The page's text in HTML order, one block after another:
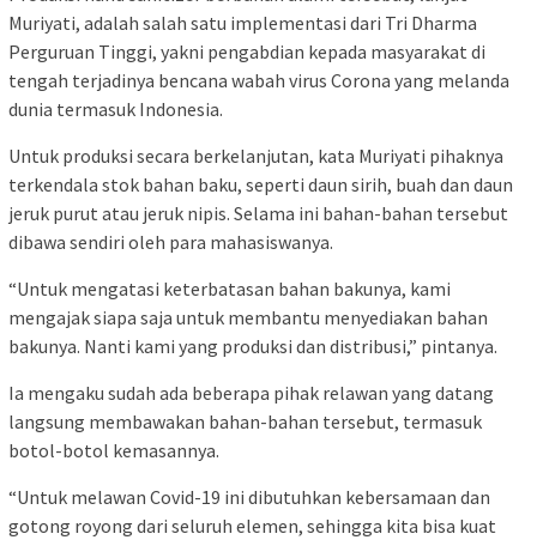
Muriyati, adalah salah satu implementasi dari Tri Dharma
Perguruan Tinggi, yakni pengabdian kepada masyarakat di
tengah terjadinya bencana wabah virus Corona yang melanda
dunia termasuk Indonesia.
Untuk produksi secara berkelanjutan, kata Muriyati pihaknya
terkendala stok bahan baku, seperti daun sirih, buah dan daun
jeruk purut atau jeruk nipis. Selama ini bahan-bahan tersebut
dibawa sendiri oleh para mahasiswanya.
“Untuk mengatasi keterbatasan bahan bakunya, kami
mengajak siapa saja untuk membantu menyediakan bahan
bakunya. Nanti kami yang produksi dan distribusi,” pintanya.
Ia mengaku sudah ada beberapa pihak relawan yang datang
langsung membawakan bahan-bahan tersebut, termasuk
botol-botol kemasannya.
“Untuk melawan Covid-19 ini dibutuhkan kebersamaan dan
gotong royong dari seluruh elemen, sehingga kita bisa kuat